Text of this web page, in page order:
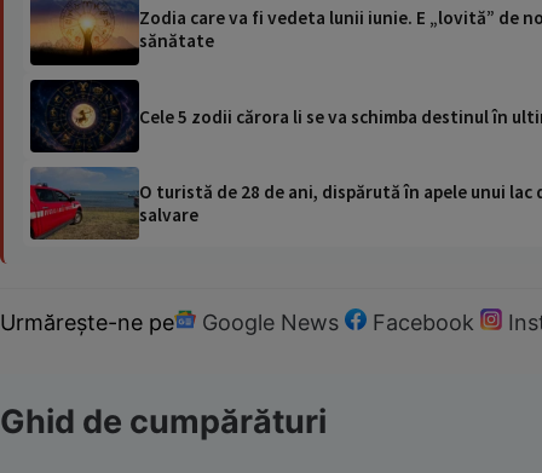
Zodia care va fi vedeta lunii iunie. E „lovită” de
sănătate
Cele 5 zodii cărora li se va schimba destinul în
O turistă de 28 de ani, dispărută în apele unui
salvare
Urmărește-ne pe Google News Facebook
Ghid de cumpărături